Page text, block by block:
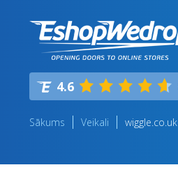
4.6
Sākums Veikali wiggle.co.uk